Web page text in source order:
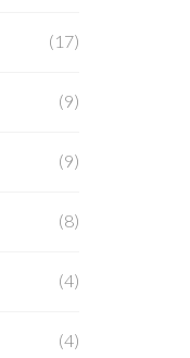
(17)
(9)
(9)
(8)
(4)
(4)